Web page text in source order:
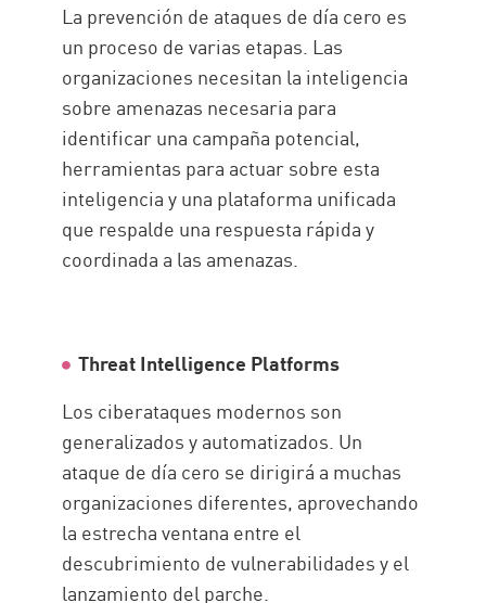
La prevención de ataques de día cero es
un proceso de varias etapas. Las
organizaciones necesitan la inteligencia
sobre amenazas necesaria para
identificar una campaña potencial,
herramientas para actuar sobre esta
inteligencia y una plataforma unificada
que respalde una respuesta rápida y
coordinada a las amenazas.
Threat Intelligence Platforms
Los ciberataques modernos son
generalizados y automatizados. Un
ataque de día cero se dirigirá a muchas
organizaciones diferentes, aprovechando
la estrecha ventana entre el
descubrimiento de vulnerabilidades y el
lanzamiento del parche.